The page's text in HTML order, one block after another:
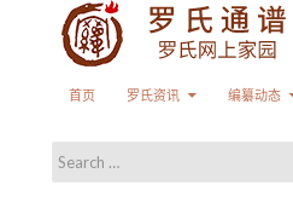
首页
罗氏资讯 编纂动态
Search for: